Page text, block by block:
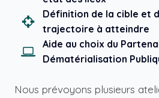
Définition de la cible et
trajectoire à atteindre
Aide au choix du
Dématérialisation
Nous prévoyons plusieurs